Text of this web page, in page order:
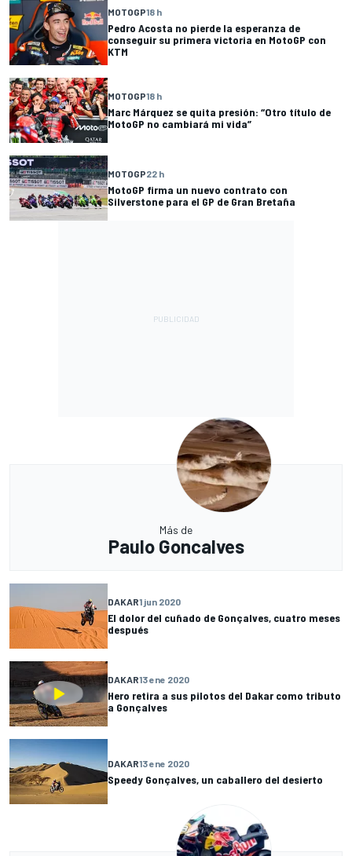
MOTOGP18 h
Pedro Acosta no pierde la esperanza de
conseguir su primera victoria en MotoGP con
KTM
MOTOGP18 h
Marc Márquez se quita presión: “Otro título de
MotoGP no cambiará mi vida”
MOTOGP22 h
MotoGP firma un nuevo contrato con
Silverstone para el GP de Gran Bretaña
Más de
Paulo Goncalves
DAKAR1 jun 2020
El dolor del cuñado de Gonçalves, cuatro meses
después
DAKAR13 ene 2020
Hero retira a sus pilotos del Dakar como tributo
a Gonçalves
DAKAR13 ene 2020
Speedy Gonçalves, un caballero del desierto